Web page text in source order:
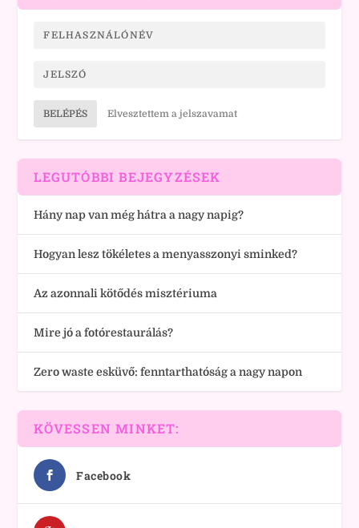
BELÉPÉS Elvesztettem a jelszavamat
LEGUTÓBBI BEJEGYZÉSEK
Hány nap van még hátra a nagy napig?
Hogyan lesz tökéletes a menyasszonyi sminked?
Az azonnali kötődés misztériuma
Mire jó a fotórestaurálás?
Zero waste esküvő: fenntarthatóság a nagy napon
KÖVESSEN MINKET:
Facebook